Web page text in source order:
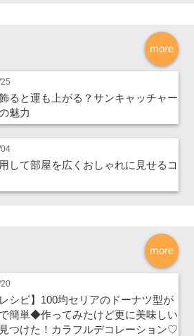
more
ると運も上がる？サンキャッチャー
魅力
して部屋を広くおしゃれに見せるコ
more
レシピ】100均セリアのドーナツ型が
簡単◆作ってみたけど更に美味しい
つけた！カラフルデコレーション♡